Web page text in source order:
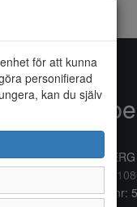
för att kunna
personifierad
kan du själv
432 41 VARBERG
0340/
Organisationsnr: